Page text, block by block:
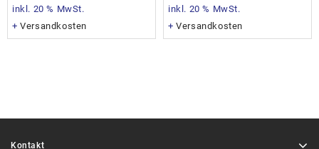
inkl. 20 % MwSt.
+Versandkosten
inkl. 20 % MwSt.
+Versandkosten
Kontakt